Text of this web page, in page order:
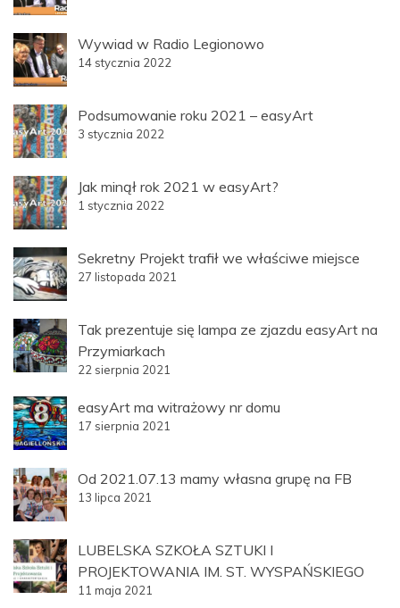
Wywiad w Radio Legionowo
14 stycznia 2022
Podsumowanie roku 2021 – easyArt
3 stycznia 2022
Jak minął rok 2021 w easyArt?
1 stycznia 2022
Sekretny Projekt trafił we właściwe miejsce
27 listopada 2021
Tak prezentuje się lampa ze zjazdu easyArt na
Przymiarkach
22 sierpnia 2021
easyArt ma witrażowy nr domu
17 sierpnia 2021
Od 2021.07.13 mamy własna grupę na FB
13 lipca 2021
LUBELSKA SZKOŁA SZTUKI I
PROJEKTOWANIA IM. ST. WYSPAŃSKIEGO
11 maja 2021